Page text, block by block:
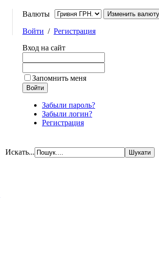
Валюты
Войти / Регистрация
Вход на сайт
Запомнить меня
Забыли пароль?
Забыли логин?
Регистрация
Искать...